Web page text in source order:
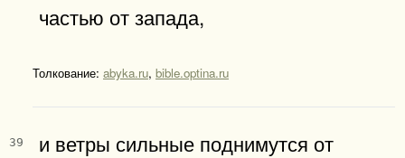
частью от запада,
Толкование: abyka.ru, bible.optina.ru
39
и ветры сильные поднимутся от